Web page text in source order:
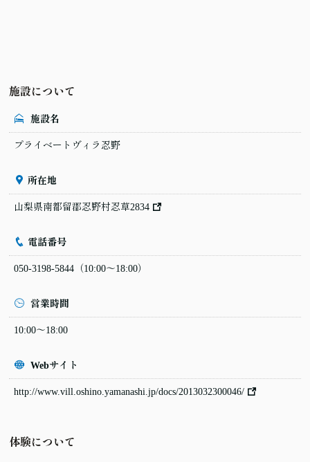
施設について
施設名
プライベートヴィラ忍野
所在地
山梨県南都留郡忍野村忍草2834
電話番号
050-3198-5844 （10:00〜18:00）
営業時間
10:00〜18:00
Webサイト
http://www.vill.oshino.yamanashi.jp/docs/2013032300046/
体験について